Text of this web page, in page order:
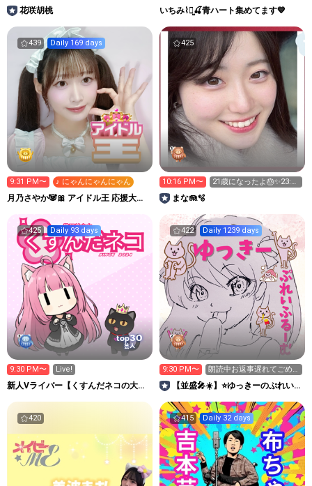
花咲胡桃 いちみ⌇ꪔ̤̱🍒青ハート集めてます💙
439 Daily 169 days
9:31 PM〜 ♪ にゃんにゃんにゃん
月乃さやか🐼🎀 アイドル王 応援大感
425
10:16 PM〜
21歳になったよ🎂✨23:30
まな🪼🫧
425 Daily 93 days
top30
芸人
9:30 PM〜 Live!
新人Vライバー【くすんだネコの大好
422 Daily 1239 days
9:30 PM〜
朗読中お返事遅れてごめ
んね！内緒話をどうぞ♫
【並盛🎤☀️】⭐️ゆっきーのぷれいふ
420 415 Daily 32 days